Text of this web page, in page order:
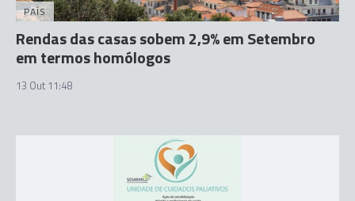
PAÍS
Rendas das casas sobem 2,9% em Setembro
em termos homólogos
13 Out 11:48